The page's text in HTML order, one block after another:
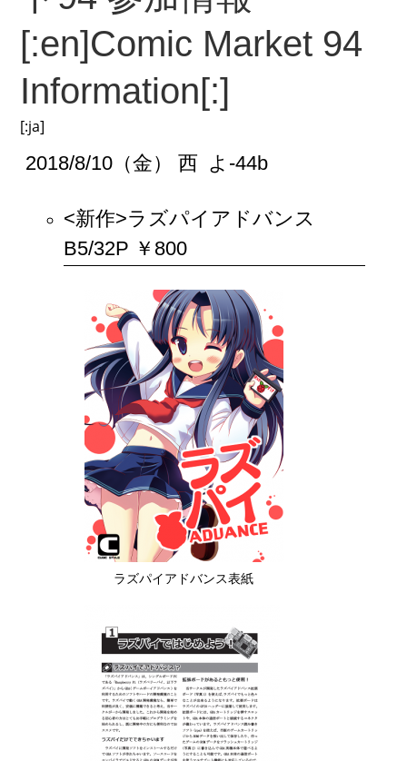
[:en]Comic Market 94
Information[:]
[:ja]
2018/8/10（金） 西 よ-44b
<新作>ラズパイアドバンス
B5/32P ￥800
ラズパイアドバンス表紙